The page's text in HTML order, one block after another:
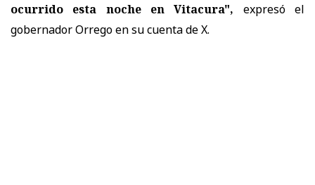
ocurrido esta noche en Vitacura", expresó el
gobernador Orrego en su cuenta de X.